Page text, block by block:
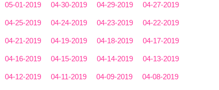
05-01-2019 04-30-2019 04-29-2019 04-27-2019
04-25-2019 04-24-2019 04-23-2019 04-22-2019
04-21-2019 04-19-2019 04-18-2019 04-17-2019
04-16-2019 04-15-2019 04-14-2019 04-13-2019
04-12-2019 04-11-2019 04-09-2019 04-08-2019